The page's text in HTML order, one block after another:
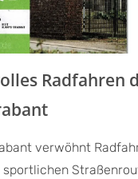
Radfahren
verwöhnt